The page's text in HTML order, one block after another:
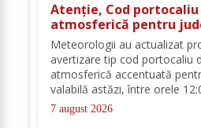
Atenție, Cod
atmosferică pentru
Meteorologii au actualizat
avertizare tip cod portocaliu
atmosferică accentuată
valabilă astăzi, între orele
manifesta prin intensificări
(rafale de 70...90 km/h),
7 august 2026